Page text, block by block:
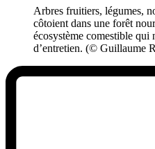
Arbres fruitiers, légumes,
côtoient dans une forêt
écosystème comestible qui
d’entretien. (© Guillaume